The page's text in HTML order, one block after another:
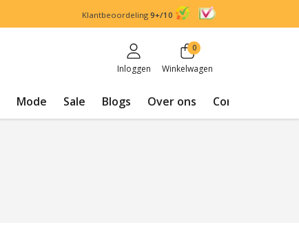
Klantbeoordeling 9+/10
Inloggen
0
Winkelwagen
Mode Sale Blogs Over ons Contact